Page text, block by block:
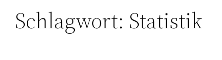
Schlagwort: Statistik